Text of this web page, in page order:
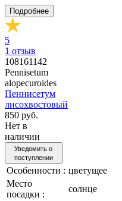
Подробнее
5
1 отзыв
108161142
Pennisetum
alopecuroides
Пеннисетум
лисохвостовый
850 руб.
Нет в
наличии
Уведомить о
поступлении
Особенности : цветущее
Место
посадки :
солнце